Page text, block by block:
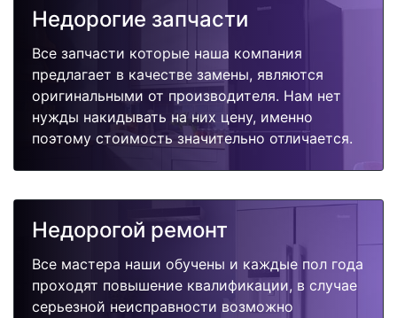
Недорогие запчасти
Все запчасти которые наша компания
предлагает в качестве замены, являются
оригинальными от производителя. Нам нет
нужды накидывать на них цену, именно
поэтому стоимость значительно отличается.
Недорогой ремонт
Все мастера наши обучены и каждые пол года
проходят повышение квалификации, в случае
серьезной неисправности возможно